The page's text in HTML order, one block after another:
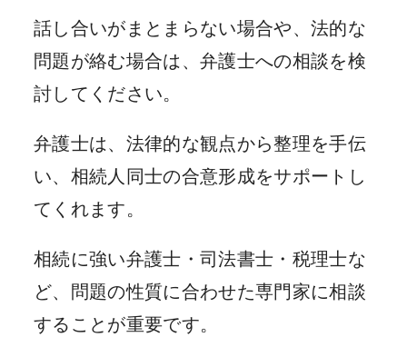
話し合いがまとまらない場合や、法的な
問題が絡む場合は、弁護士への相談を検
討してください。
弁護士は、法律的な観点から整理を手伝
い、相続人同士の合意形成をサポートし
てくれます。
相続に強い弁護士・司法書士・税理士な
ど、問題の性質に合わせた専門家に相談
することが重要です。